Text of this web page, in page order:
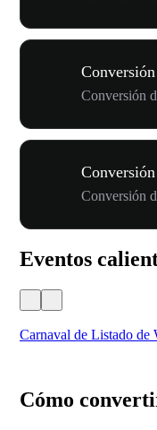
Conversión
Conversión
Eventos
Carnaval de Listado
Cómo